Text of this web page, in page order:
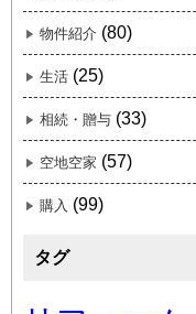
物件紹介 (80)
生活 (25)
相続・贈与 (33)
空地空家 (57)
購入 (99)
タグ